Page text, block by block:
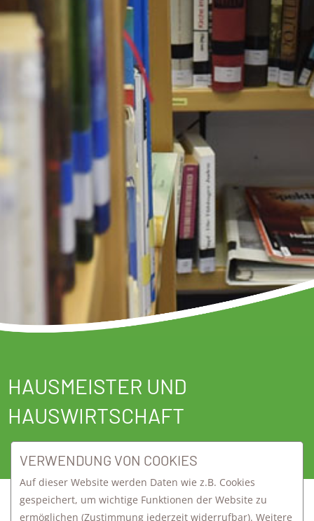
HAUSMEISTER UND
HAUSWIRTSCHAFT
VERWENDUNG VON COOKIES
Auf dieser Website werden Daten wie z.B. Cookies
gespeichert, um wichtige Funktionen der Website zu
ermöglichen (Zustimmung jederzeit widerrufbar). Weitere